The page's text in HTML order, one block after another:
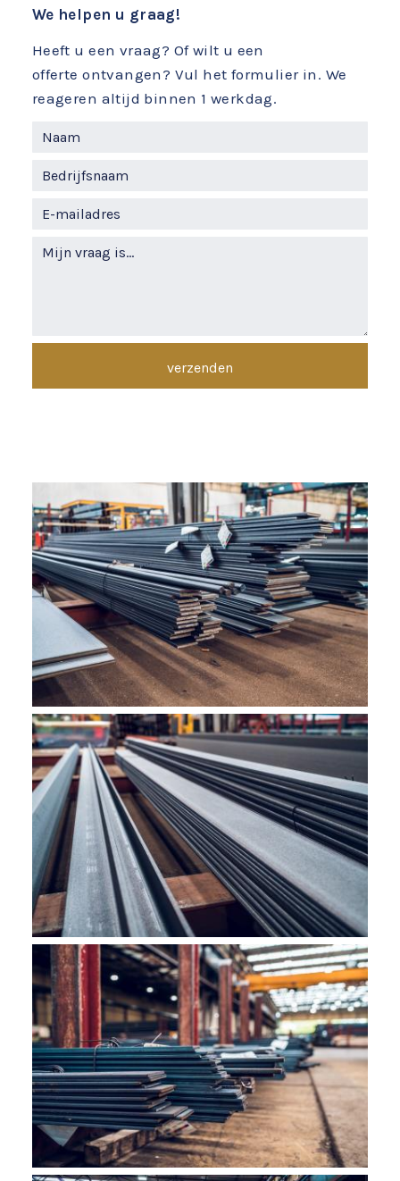
We helpen u graag!
Heeft u een vraag? Of wilt u een
offerte ontvangen? Vul het formulier in. We
reageren altijd binnen 1 werkdag.